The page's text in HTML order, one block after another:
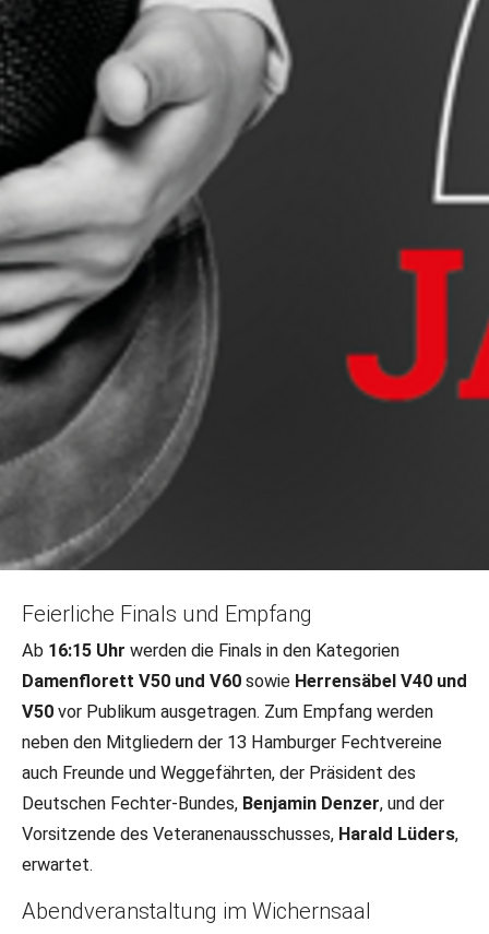
16.01.2025 Sonstiges
75 Jahre Hamburger Fecht-Verband:
Jubiläum und Turnier im Februar
Im Februar 2025 feiert der Hamburger Fecht-Verband e.V.
sein 75-jähriges Bestehen. Anlässlich dieses Jubiläums
findet im Rahmen des Turniers „Wappen von Hamburg“ am
Samstag, den 22. Februar 2025, ein festliches Programm
statt.
Feierliche Finals und Empfang
Ab 16:15 Uhr werden die Finals in den Kategorien
Damenflorett V50 und V60 sowie Herrensäbel V40 und
V50 vor Publikum ausgetragen. Zum Empfang werden
neben den Mitgliedern der 13 Hamburger Fechtvereine
auch Freunde und Weggefährten, der Präsident des
Deutschen Fechter-Bundes, Benjamin Denzer, und der
Vorsitzende des Veteranenausschusses, Harald Lüders,
erwartet.
Abendveranstaltung im Wichernsaal